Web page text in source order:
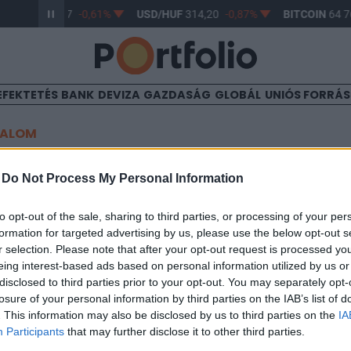
Do Not Process My Personal Information
opt-out of the sale, sharing to third parties, or processing of your
for targeted advertising by us, please use the below opt-out
selection. Please note that after your opt-out request is processed
interest-based ads based on personal information utilized by us
to third parties prior to your opt-out. You may separately
of your personal information by third parties on the IAB’s list of
This information may also be disclosed by us to third parties on the
Participants that may further disclose it to other third parties.
363,17 -0,61% USD/HUF314,20 -0,87% BITCOIN64
BANK DEVIZA GAZDASÁG GLOBÁL UNIÓS
- újabb 78,400 részvény
78,400 db törzsrészvény került lehívásra az OTP
keretében.
lévő OTP törzsrészvények állománya 11,998,440